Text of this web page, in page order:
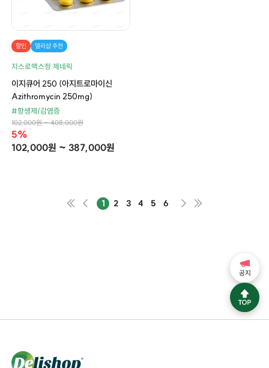
할인 델리샵 추천
지스로맥스정 제네릭
이지큐어 250 (아지트로마이신
Azithromycin 250mg)
#항생제/감염증
102,000원 ~ 408,000원
5%
102,000원 ~ 387,000원
1 2 3 4 5 6
공지